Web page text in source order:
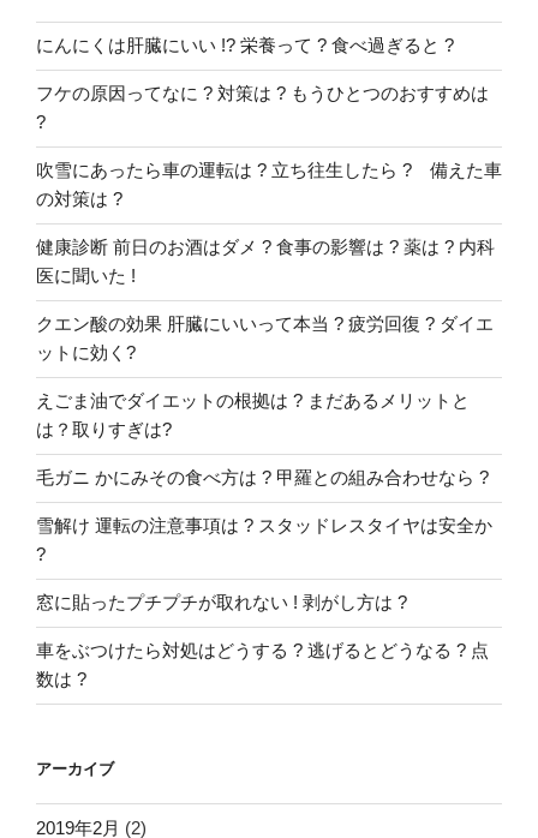
にんにくは肝臓にいい !? 栄養って ? 食べ過ぎると ?
フケの原因ってなに ? 対策は ? もうひとつのおすすめは
?
吹雪にあったら車の運転は ? 立ち往生したら ? 備えた車
の対策は ?
健康診断 前日のお酒はダメ ? 食事の影響は ? 薬は ? 内科
医に聞いた !
クエン酸の効果 肝臓にいいって本当 ? 疲労回復 ? ダイエ
ットに効く?
えごま油でダイエットの根拠は ? まだあるメリットと
は？取りすぎは?
毛ガニ かにみその食べ方は ? 甲羅との組み合わせなら ?
雪解け 運転の注意事項は ? スタッドレスタイヤは安全か
?
窓に貼ったプチプチが取れない ! 剥がし方は ?
車をぶつけたら対処はどうする ? 逃げるとどうなる ? 点
数は ?
アーカイブ
2019年2月 (2)